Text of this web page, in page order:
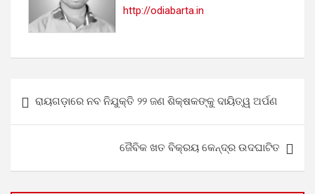
http://odiabarta.in
navigation
ରାୟଗଡ଼ାରେ ନବ ନିଯୁକ୍ତି ୨୨ ଜଣ ଶିକ୍ଷକଙ୍କୁ ଦାୟିତ୍ୱ ଅର୍ପଣ
ଜୈବିକ ଖତ ବିକ୍ରୟ କେନ୍ଦ୍ର ଉଦଘାଟିତ